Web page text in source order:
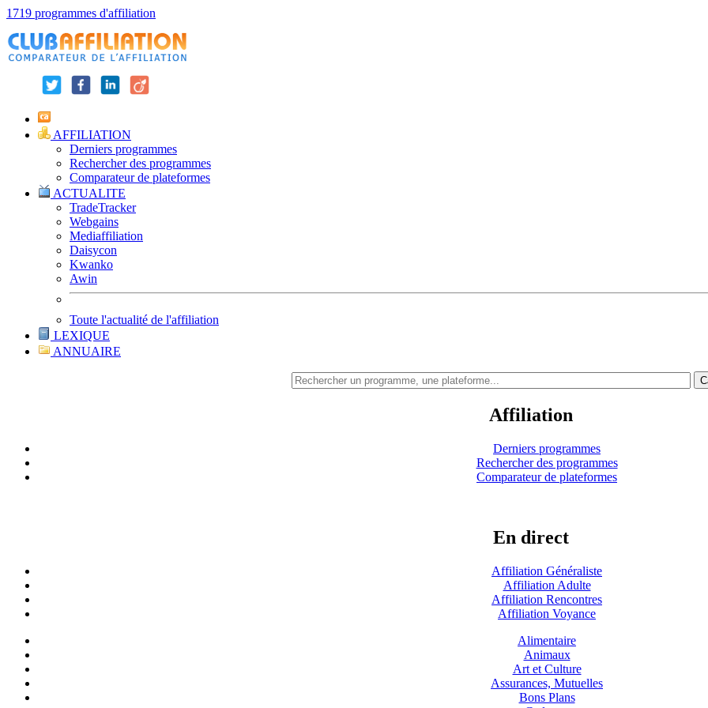
1719 programmes d'affiliation
AFFILIATION
Derniers programmes
Rechercher des programmes
Comparateur de plateformes
ACTUALITE
TradeTracker
Webgains
Mediaffiliation
Daisycon
Kwanko
Awin
Toute l'actualité de l'affiliation
LEXIQUE
ANNUAIRE
Affiliation
Derniers programmes
Rechercher des programmes
Comparateur de plateformes
En direct
Affiliation Généraliste
Affiliation Adulte
Affiliation Rencontres
Affiliation Voyance
Alimentaire
Animaux
Art et Culture
Assurances, Mutuelles
Bons Plans